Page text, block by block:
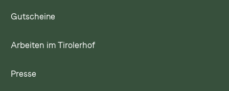
Gutscheine
Arbeiten im Tirolerhof
Presse